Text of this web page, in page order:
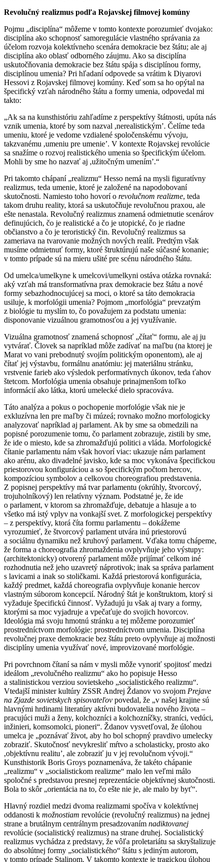
Revolučný realizmus podľa Rojavskej filmovej komúny
Pojmu „disciplína“ môžeme v tomto kontexte porozumieť dvojako:
disciplína ako schopnosť samoregulácie vlastného správania za
účelom rozvoja kolektívneho scenára demokracie bez štátu; ale aj
disciplína ako oblasť odborného záujmu. Ako sa disciplína
uskutočňovania demokracie bez štátu spája s disciplínou formy,
disciplínou umenia? Pri hľadaní odpovede sa vrátim k Diyarovi
Hessovi z Rojavskej filmovej komúny. Keď som sa ho opýtal na
špecifický vzťah národného štátu a formy umenia, odpovedal mi
takto:
„Ak sa na kunsthistóriu zahľadíme z perspektívy štátnosti, upúta nás
vznik umenia, ktoré by som nazval ,nerealistickým’. Čelíme teda
umeniu, ktoré je vedome vzdialené spoločenskému vývoju,
takzvanému ,umeniu pre umenie’. V kontexte Rojavskej revolúcie
sa snažíme o rozvoj realistického umenia so špecifickým účelom.
Mohli by sme ho nazvať aj ,užitočným umením’.“
Pri takomto chápaní „realizmu“ Hesso nemá na mysli figuratívny
realizmus, teda umenie, ktoré je založené na napodobovaní
skutočnosti. Namiesto toho hovorí o revolučnom realizme, teda
takom druhu reality, ktorá sa uskutočňuje revolučnou praxou, ale
ešte nenastala. Revolučný realizmus znamená odmietnutie scenárov
definujúcich, čo je realistické a čo je utopické, čo je riadne
občianstvo a čo je teroristický čin. Revolučný realizmus sa
zameriava na tvarovanie možných nových realít. Predtým však
musíme odmietnuť formy, ktoré štruktúrujú naše súčasné konanie;
v tomto prípade sú na mieru ušité pre scénu národného štátu.
Od umelca/umelkyne k umelcovi/umelkyni ostáva otázka rovnaká:
aký vzťah má transformatívna prax demokracie bez štátu a nové
formy sebazhodnocujúcej sa moci, o ktoré sa táto demokracia
usiluje, k morfológii umenia? Pojmom „morfológia“ prevzatým
z biológie tu myslím to, čo považujem za podstatu umenia:
disponovanie vizuálnou gramotnosťou a jej využívanie.
Vizuálna gramotnosť znamená schopnosť „čítať“ formu, ale aj ju
vytvárať. Človek sa napríklad môže zadívať na maľbu (na ktorej je
Marat vo vani prebodnutý svojím politickým oponentom), ale aj
čítať jej výstavbu, formálnu anatómiu: jej materiálnu stránku,
vrstvenie farieb ako výsledok performatívnych úkonov, teda ťahov
štetcom. Morfológia umenia obsahuje prinajmenšom toľko
informácií ako látka, ktorú umelecké dielo spracováva.
Táto analýza a pokus o pochopenie morfológie však nie je
exkluzívna len pre maľby či múzeá; rovnako možno morfologicky
analyzovať napríklad aj parlament. Ak by sme sa obmedzili na
popisné porozumenie tomu, čo parlament zobrazuje, zistili by sme,
že ide o miesto, kde sa zhromažďujú politici a vláda. Morfologické
čítanie parlamentu nám však hovorí viac: ukazuje nám parlament
ako arénu, ako divadelné javisko, kde sa moc vykonáva špecifickou
priestorovou konfiguráciou a so špecifickým počtom hercov,
kompozíciou symbolov a celkovou choreografiou predstavenia.
Z popisnej perspektívy má tvar parlamentu (okrúhly, štvorcový,
trojuholníkový) len relatívny význam. Podstatné je, že ide
o parlament, v ktorom sa zhromažďuje, debatuje a hlasuje a to
všetko má istý vplyv na vonkajší svet. Z morfologickej perspektívy
– z perspektívy, ktorá číta formu parlamentu – dokážeme
vyrozumieť, že štvorcový parlament utvára inú priestorovú
a sociálnu dynamiku než kruhový parlament. Vďaka tomu chápeme,
že forma a choreografia zhromaždenia ovplyvňuje jeho výstupy:
(architektonicky) otvorený parlament môže prijímať celkom iné
rozhodnutia než jeho uzavretý náprotivok; inak sa správa parlament
s lavicami a inak so stoličkami. Každá priestorová konfigurácia,
každý predmet, každá choreografia ovplyvňuje konanie hercov
vlastným súborom koncepcií. Národný štát je konštruktom, ktorý si
vyžaduje špecifickú činnosť. Vyžadujú ju však aj tvary a formy,
ktorými sa moc vyjadruje a vpečaťuje do svojich hovorcov.
Ideológia má svoju hmotnú stránku a tej môžeme porozumieť
prostredníctvom morfológie: prostredníctvom umenia. Disciplína
revolučnej praxe demokracie bez štátu preto ovplyvňuje aj možnosti
disciplíny umenia využívať nové, improvizované morfológie.
Pri povrchnom čítaní sa nám v mysli môže vynoriť spojitosť medzi
ideálom „revolučného realizmu“ ako ho popisuje Hesso
a stalinistickou verziou sovietskeho „socialistického realizmu“.
Vtedajší minister kultúry ZSSR Andrej Ždanov vo svojom Prejave
na Zjazde sovietskych spisovateľov povedal, že „v našej krajine sú
hlavnými hrdinami literatúry aktívni budovatelia nového života –
pracujúci muži a ženy, kolchozníci a kolchozníčky, straníci, vedúci,
inžinieri, komsomolci, pioneri“. Ždanov vysvetľoval, že úlohou
umelca je „poznávať život, aby ho bol schopný pravdivo umelecky
zobraziť. Skutočnosť nevykresliť mŕtvo a scholasticky, prosto ako
,objektívnu realitu’, ale zobraziť ju v jej revolučnom vývoji.“
Kunsthistorik Boris Groys poznamenáva, že takéto chápanie
„realizmu“ v „socialistickom realizme“ malo len veľmi málo
spoločné s predstavou presnej reprezentácie objektívnej skutočnosti.
Bola to skôr „orientácia na to, čo ešte nie je, ale malo by byť“.
Hlavný rozdiel medzi dvoma realizmami spočíva v kolektívnej
oddanosti k možnostiam revolúcie (revolučný realizmus) na jednej
strane a brutálnym centrálnym presadzovaním nadiktovanej
revolúcie (socialistický realizmus) na strane druhej. Socialistický
realizmus vychádza z predstavy, že vôľa proletariátu sa skryštalizuje
do absolútnej formy „socialistického“ štátu s jediným autorom,
v tomto prípade Stalinom. V takomto kontexte je tragickou úlohou